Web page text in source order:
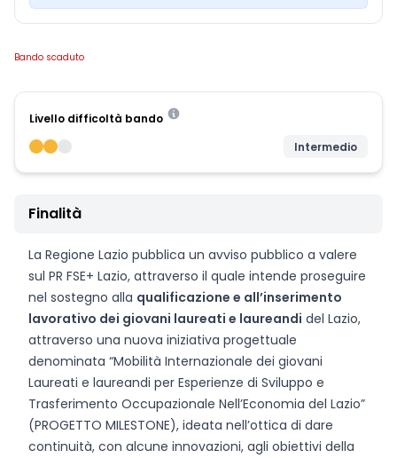
Bando scaduto
Livello difficoltà bando
Intermedio
Finalità
La Regione Lazio pubblica un avviso pubblico a valere
sul PR FSE+ Lazio, attraverso il quale intende proseguire
nel sostegno alla qualificazione e all’inserimento
lavorativo dei giovani laureati e laureandi del Lazio,
attraverso una nuova iniziativa progettuale
denominata “Mobilità Internazionale dei giovani
Laureati e laureandi per Esperienze di Sviluppo e
Trasferimento Occupazionale Nell’Economia del Lazio”
(PROGETTO MILESTONE), ideata nell’ottica di dare
continuità, con alcune innovazioni, agli obiettivi della